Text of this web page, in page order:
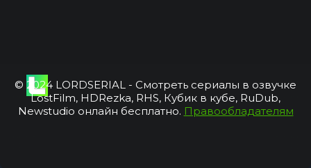
© 2024 LORDSERIAL - Смотреть сериалы в озвучке
LostFilm, HDRezka, RHS, Кубик в кубе, RuDub,
Newstudio онлайн бесплатно. Правообладателям